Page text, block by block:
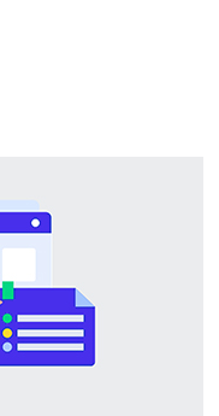
靠的服务。 1. 高